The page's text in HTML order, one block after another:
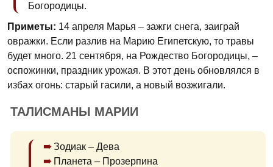
Богородицы.
Приметы: 14 апреля Марья – зажги снега, заиграй
овражки. Если разлив на Марию Египетскую, то травы
будет много. 21 сентября, на Рождество Богородицы, –
оспожинки, праздник урожая. В этот день обновлялся в
избах огонь: старый гасили, а новый возжигали.
ТАЛИСМАНЫ МАРИИ
Зодиак – Дева
Планета – Прозерпина